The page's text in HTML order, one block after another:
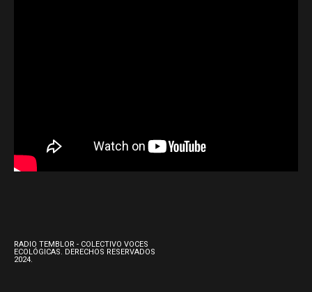
RADIO TEMBLOR - COLECTIVO VOCES
ECOLÓGICAS. DERECHOS RESERVADOS
2024.